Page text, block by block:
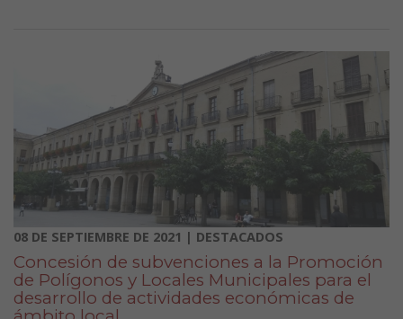
08 DE SEPTIEMBRE DE 2021 | DESTACADOS
Concesión de subvenciones a la Promoción
de Polígonos y Locales Municipales para el
desarrollo de actividades económicas de